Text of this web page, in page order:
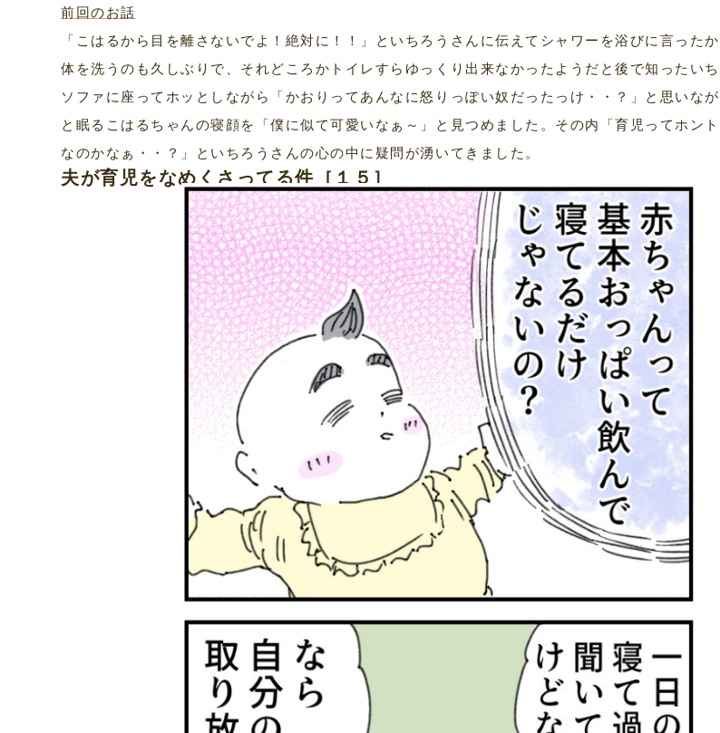
前回のお話
「こはるから目を離さないでよ！絶対に！！」といちろうさんに伝えてシャワーを浴びに言った
体を洗うのも久しぶりで、それどころかトイレすらゆっくり出来なかったようだと後で知ったいち
ソファに座ってホッとしながら「かおりってあんなに怒りっぽい奴だったっけ・・？」と思いな
と眠るこはるちゃんの寝顔を「僕に似て可愛いなぁ～」と見つめました。その内「育児ってホン
なのかなぁ・・？」といちろうさんの心の中に疑問が湧いてきました。
夫が育児をなめくさってる件［１５］